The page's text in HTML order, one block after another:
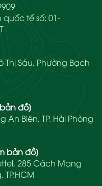
tế số: 01-
Thị Sáu, Phường Bạch
đồ]
An Biên, TP. Hải Phòng
bản đồ]
285 Cách Mạng